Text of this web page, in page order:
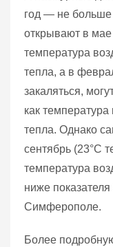
год — не больше
открывают в
температура
тепла, а в
закаляться,
как температура
тепла. Однако
сентябрь (23°C
температура
ниже
Симферополе.
Более